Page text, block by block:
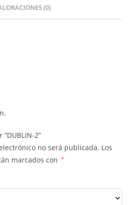
(0)
2”
no será publicada. Los
marcados con
*